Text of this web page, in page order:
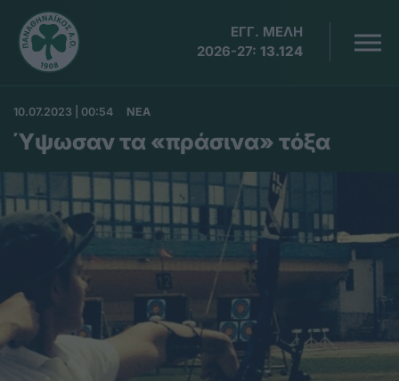
ΕΓΓ. ΜΕΛΗ
2026-27: 13.124
10.07.2023 | 00:54 ΝΕΑ
Ύψωσαν τα «πράσινα» τόξα